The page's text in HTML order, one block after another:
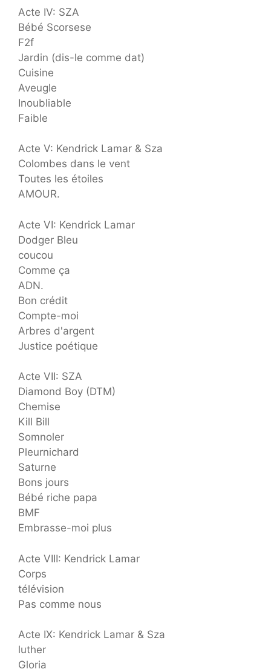
Acte IV: SZA
Bébé Scorsese
F2f
Jardin (dis-le comme dat)
Cuisine
Aveugle
Inoubliable
Faible
Acte V: Kendrick Lamar & Sza
Colombes dans le vent
Toutes les étoiles
AMOUR.
Acte VI: Kendrick Lamar
Dodger Bleu
coucou
Comme ça
ADN.
Bon crédit
Compte-moi
Arbres d'argent
Justice poétique
Acte VII: SZA
Diamond Boy (DTM)
Chemise
Kill Bill
Somnoler
Pleurnichard
Saturne
Bons jours
Bébé riche papa
BMF
Embrasse-moi plus
Acte VIII: Kendrick Lamar
Corps
télévision
Pas comme nous
Acte IX: Kendrick Lamar & Sza
luther
Gloria